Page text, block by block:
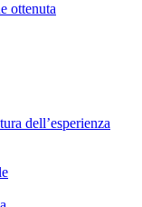
ottenuta
dell’esperienza